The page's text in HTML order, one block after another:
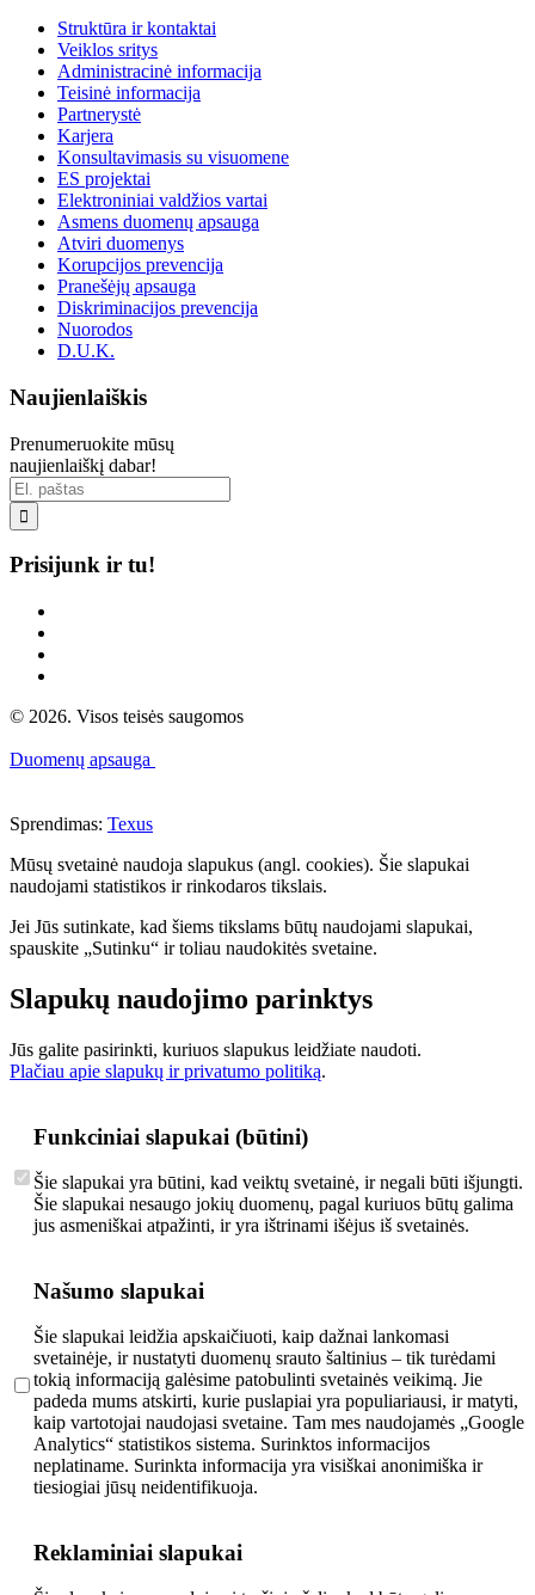
Struktūra ir kontaktai
Veiklos sritys
Administracinė informacija
Teisinė informacija
Partnerystė
Karjera
Konsultavimasis su visuomene
ES projektai
Elektroniniai valdžios vartai
Asmens duomenų apsauga
Atviri duomenys
Korupcijos prevencija
Pranešėjų apsauga
Diskriminacijos prevencija
Nuorodos
D.U.K.
Naujienlaiškis
Prenumeruokite mūsų
naujienlaiškį dabar!

Prisijunk ir tu!
© 2026. Visos teisės saugomos
Duomenų apsauga
Sprendimas: Texus
Mūsų svetainė naudoja slapukus (angl. cookies). Šie slapukai
naudojami statistikos ir rinkodaros tikslais.
Jei Jūs sutinkate, kad šiems tikslams būtų naudojami slapukai,
spauskite „Sutinku“ ir toliau naudokitės svetaine.
Slapukų naudojimo parinktys
Jūs galite pasirinkti, kuriuos slapukus leidžiate naudoti.
Plačiau apie slapukų ir privatumo politiką.
Funkciniai slapukai (būtini)
Šie slapukai yra būtini, kad veiktų svetainė, ir negali būti išjungti.
Šie slapukai nesaugo jokių duomenų, pagal kuriuos būtų galima
jus asmeniškai atpažinti, ir yra ištrinami išėjus iš svetainės.
Našumo slapukai
Šie slapukai leidžia apskaičiuoti, kaip dažnai lankomasi
svetainėje, ir nustatyti duomenų srauto šaltinius – tik turėdami
tokią informaciją galėsime patobulinti svetainės veikimą. Jie
padeda mums atskirti, kurie puslapiai yra populiariausi, ir matyti,
kaip vartotojai naudojasi svetaine. Tam mes naudojamės „Google
Analytics“ statistikos sistema. Surinktos informacijos
neplatiname. Surinkta informacija yra visiškai anonimiška ir
tiesiogiai jūsų neidentifikuoja.
Reklaminiai slapukai